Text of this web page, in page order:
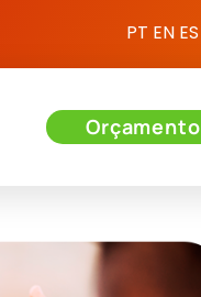
PT EN ES
Orçamento